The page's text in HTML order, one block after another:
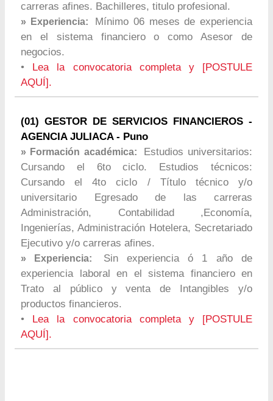
carreras afines. Bachilleres, titulo profesional.
» Experiencia:
Mínimo 06 meses de experiencia
en el sistema financiero o como Asesor de
negocios.
•
Lea la convocatoria completa y [POSTULE
AQUÍ].
(01) GESTOR DE SERVICIOS FINANCIEROS -
AGENCIA JULIACA - Puno
» Formación académica:
Estudios universitarios:
Cursando el 6to ciclo. Estudios técnicos:
Cursando el 4to ciclo / Título técnico y/o
universitario Egresado de las carreras
Administración, Contabilidad ,Economía,
Ingenierías, Administración Hotelera, Secretariado
Ejecutivo y/o carreras afines.
» Experiencia:
Sin experiencia ó 1 año de
experiencia laboral en el sistema financiero en
Trato al público y venta de Intangibles y/o
productos financieros.
•
Lea la convocatoria completa y [POSTULE
AQUÍ].